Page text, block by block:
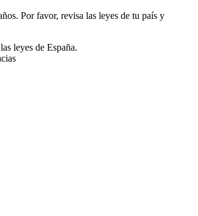
Por favor, revisa las leyes de tu país y
leyes de España.